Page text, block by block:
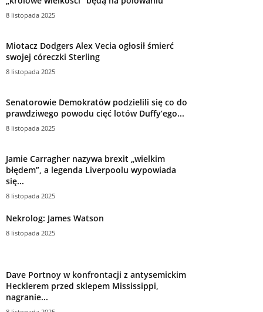
8 listopada 2025
Miotacz Dodgers Alex Vecia ogłosił śmierć
swojej córeczki Sterling
8 listopada 2025
Senatorowie Demokratów podzielili się co do
prawdziwego powodu cięć lotów Duffy’ego...
8 listopada 2025
Jamie Carragher nazywa brexit „wielkim
błędem”, a legenda Liverpoolu wypowiada
się...
8 listopada 2025
Nekrolog: James Watson
8 listopada 2025
Dave Portnoy w konfrontacji z antysemickim
Hecklerem przed sklepem Mississippi,
nagranie...